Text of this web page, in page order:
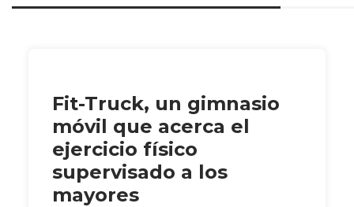
Fit-Truck, un gimnasio
móvil que acerca el
ejercicio físico
supervisado a los
mayores